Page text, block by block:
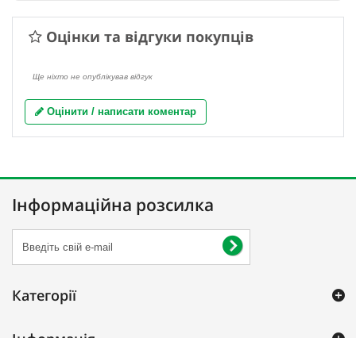
Оцінки та відгуки покупців
Ще ніхто не опублікував відгук
Оцінити / написати коментар
Інформаційна розсилка
Категорії